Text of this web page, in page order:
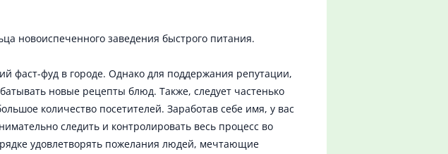
новоиспеченного заведения быстрого питания.
фаст-фуд в городе. Однако для поддержания репутации,
новые рецепты блюд. Также, следует частенько
количество посетителей. Заработав себе имя, у вас
следить и контролировать весь процесс во
удовлетворять пожелания людей, мечтающие